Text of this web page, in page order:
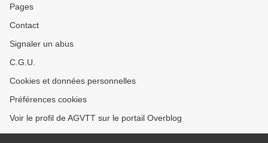
Pages
Contact
Signaler un abus
C.G.U.
Cookies et données personnelles
Préférences cookies
Voir le profil de AGVTT sur le portail Overblog